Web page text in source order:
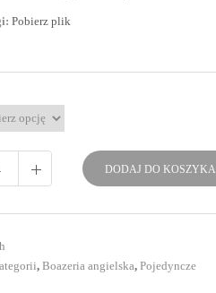
Pobierz plik
DODAJ DO KOSZYKA
, Boazeria angielska, Pojedyncze